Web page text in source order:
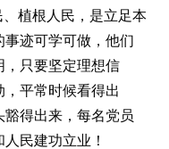
植根人民，是立足本
迹可学可做，他们
，只要坚定理想信
平常时候看得出
得出来，每名党员
民建功立业！